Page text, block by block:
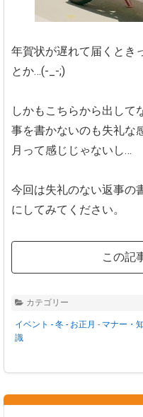
年賀状が遅れて届くとき
とか…(-_-;)
しかもこちらから出して
事を書かないのも失礼な
月って感じじゃないし…
今回は失礼のない返事の
にしてみてください。
この記
カテゴリー
イベント - 冬 - お正月 - マナー・知
識